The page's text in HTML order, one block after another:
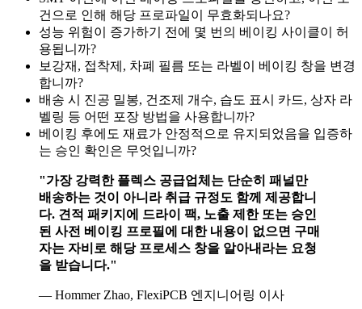
건으로 인해 해당 프로파일이 무효화되나요?
성능 위험이 증가하기 전에 몇 번의 베이킹 사이클이 허
용됩니까?
보강재, 접착제, 차폐 필름 또는 라벨이 베이킹 창을 변경
합니까?
배송 시 진공 밀봉, 건조제 개수, 습도 표시 카드, 상자 라
벨링 등 어떤 포장 방법을 사용합니까?
베이킹 후에도 재료가 안정적으로 유지되었음을 입증하
는 승인 확인은 무엇입니까?
"가장 강력한 플렉스 공급업체는 단순히 패널만
배송하는 것이 아니라 취급 규정도 함께 제공합니
다. 견적 패키지에 드라이 팩, 노출 제한 또는 승인
된 사전 베이킹 프로필에 대한 내용이 없으면 구매
자는 자비로 해당 프로세스 창을 알아내라는 요청
을 받습니다."
— Hommer Zhao, FlexiPCB 엔지니어링 이사